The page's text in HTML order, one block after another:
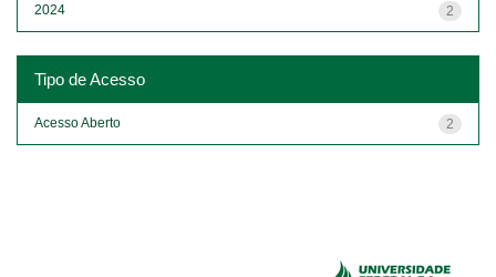
2
2024
Tipo de Acesso
2
Acesso Aberto